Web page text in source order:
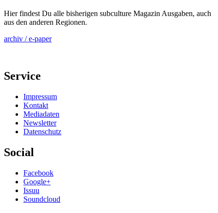
Hier findest Du alle bisherigen subculture Magazin Ausgaben, auch
aus den anderen Regionen.
archiv / e-paper
Service
Impressum
Kontakt
Mediadaten
Newsletter
Datenschutz
Social
Facebook
Google+
Issuu
Soundcloud